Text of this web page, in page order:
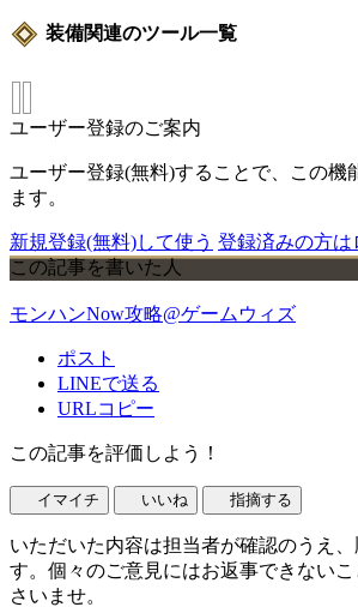
装備関連のツール一覧
ユーザー登録のご案内
ユーザー登録(無料)することで、この機
ます。
新規登録(無料)して使う 登録済みの方は
この記事を書いた人
モンハンNow攻略@ゲームウィズ
ポスト
LINEで送る
URLコピー
この記事を評価しよう！
イマイチ いいね 指摘する
いただいた内容は担当者が確認のうえ
す。個々のご意見にはお返事できない
さいませ。